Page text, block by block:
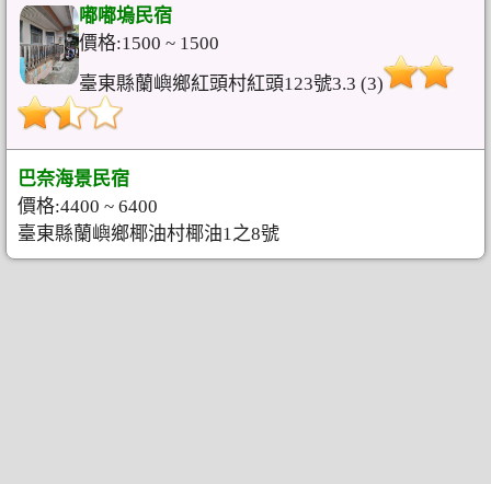
嘟嘟塢民宿
價格:1500 ~ 1500
臺東縣蘭嶼鄉紅頭村紅頭123號3.3 (3)
巴奈海景民宿
價格:4400 ~ 6400
臺東縣蘭嶼鄉椰油村椰油1之8號